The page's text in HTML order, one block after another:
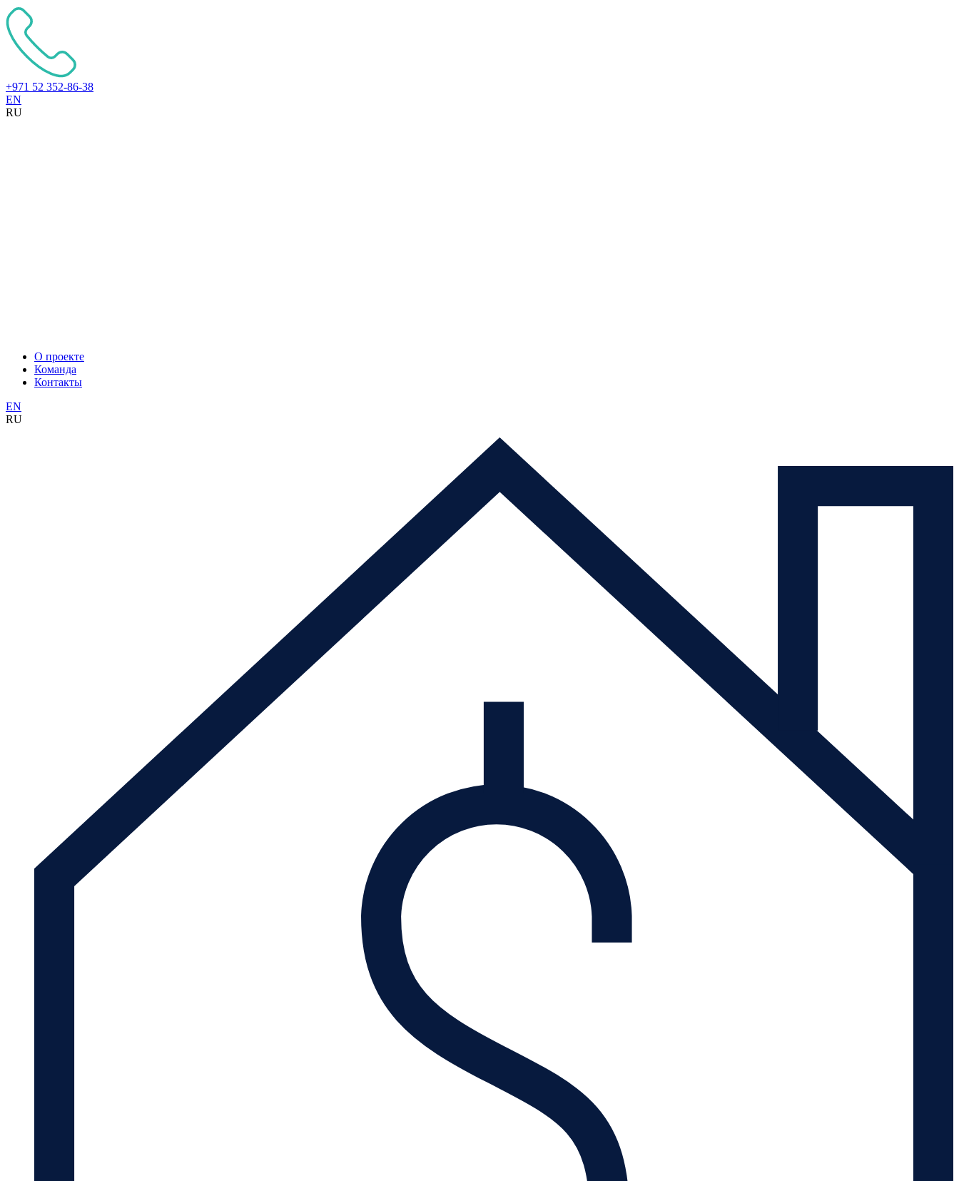
+971 52 352-86-38
EN
RU
О проекте
Команда
Контакты
EN
RU